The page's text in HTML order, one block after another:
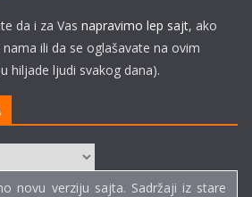
da i za Vas napravimo lep sajt, ako
ili da se oglašavate na ovim
hiljade ljudi svakog dana).
novu verziju sajta. Sadržaji iz stare